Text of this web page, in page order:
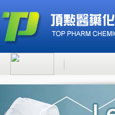
米诺地尔5%溶液